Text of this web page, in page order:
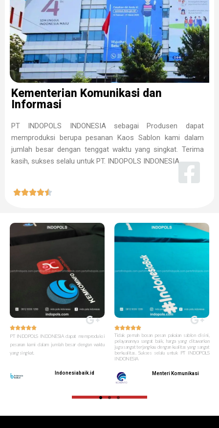
Kementerian Komunikasi dan
Informasi
PT INDOPOLS INDONESIA sebagai Produsen dapat
memproduksi berupa pesanan Kaos Sablon kami dalam
jumlah besar dengan tenggat waktu yang singkat. Terima
kasih, sukses selalu untuk PT. INDOPOLS INDONESIA


PT INDOPOLS INDONESIA dapat memproduksi
pesanan kami dalam jumlah besar dengan waktu
yang singkat.
Indonesiabaik.id

Tidak pernah bosan pesan pakaian sablon disini,
pelayanannya sangat baik, harga yang ditawarkan
juga sangat terjangkau dengan kualitas yang sangat
berkualitas. Sukses selalu untuk PT INDOPOLS
INDONESIA
Menteri Komunikasi